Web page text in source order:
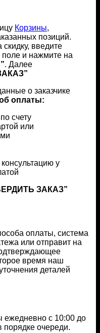
Корзины,
позиций.
введите
поле и нажмите на
. Далее
о заказчике
оплаты:
счету
или
у
ЗАКАЗ”
оплаты, система
или отправит на
время наш
деталей
с 10:00 до
порядке очереди.